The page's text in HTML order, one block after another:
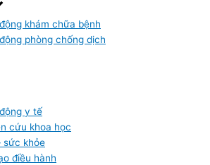
khám chữa bệnh
phòng chống dịch
y tế
cứu khoa học
sức khỏe
điều hành